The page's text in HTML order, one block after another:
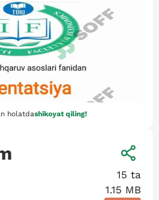
holatdashikoyat qiling!
15 ta
1.15 MB